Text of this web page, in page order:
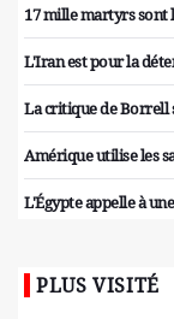
17 mille martyrs sont
L'Iran est pour la
La critique de Borrell
Amérique utilise les
L'Égypte appelle à
PLUS VISITÉ